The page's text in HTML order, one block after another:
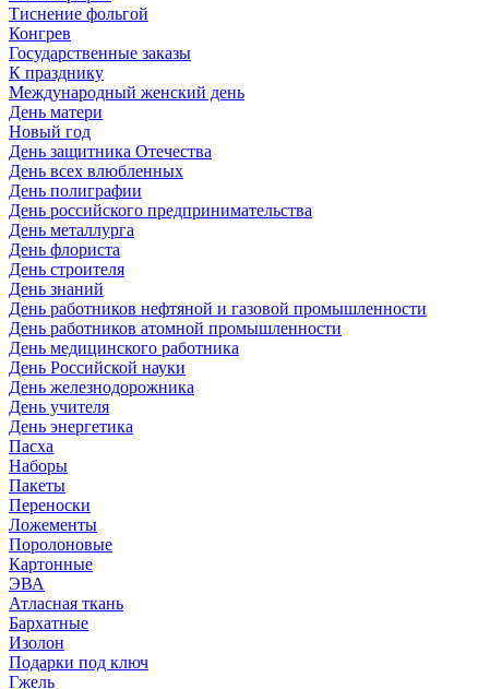
Тиснение фольгой
Конгрев
Государственные заказы
К празднику
Международный женский день
День матери
Новый год
День защитника Отечества
День всех влюбленных
День полиграфии
День российского предпринимательства
День металлурга
День флориста
День строителя
День знаний
День работников нефтяной и газовой промышленности
День работников атомной промышленности
День медицинского работника
День Российской науки
День железнодорожника
День учителя
День энергетика
Пасха
Наборы
Пакеты
Переноски
Ложементы
Поролоновые
Картонные
ЭВА
Атласная ткань
Бархатные
Изолон
Подарки под ключ
Гжель